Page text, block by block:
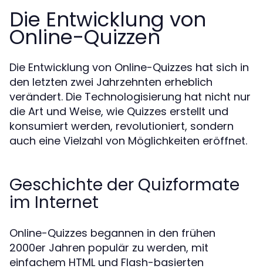
Die Entwicklung von
Online-Quizzen
Die Entwicklung von Online-Quizzes hat sich in
den letzten zwei Jahrzehnten erheblich
verändert. Die Technologisierung hat nicht nur
die Art und Weise, wie Quizzes erstellt und
konsumiert werden, revolutioniert, sondern
auch eine Vielzahl von Möglichkeiten eröffnet.
Geschichte der Quizformate
im Internet
Online-Quizzes begannen in den frühen
2000er Jahren populär zu werden, mit
einfachem HTML und Flash-basierten